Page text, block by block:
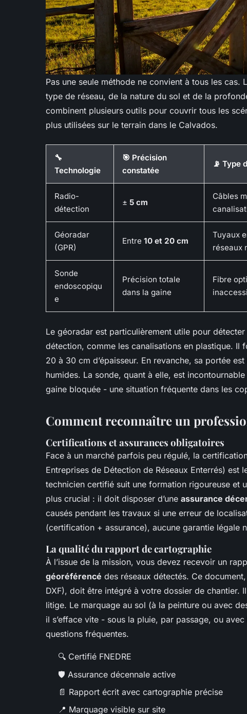
Pas une seule méthode ne convient à tous les
type de réseau, de la nature du sol et de la
combinent plusieurs outils pour couvrir tous les
plus utilisées sur le terrain dans le Calvados.
🔧
Technologie
🎯 Précision
constatée
📡 Type
Radio-
détection
± 5 cm
Câbles
Géoradar
(GPR)
Entre 10 et 20 cm
Tuyaux
réseaux
Sonde
endoscopiqu
e
Précision totale
dans la gaine
Fibre
Le géoradar est particulièrement utile pour
détection, comme les canalisations en plastique. Il
20 à 30 cm d’épaisseur. En revanche, sa portée
humides. La sonde, quant à elle, est
gaine bloquée - une situation fréquente dans les
Comment reconnaître un
Certifications et assurances obligatoires
Face à un marché parfois peu régulé, la
Entreprises de Détection de Réseaux Enterrés) est
technicien certifié suit une formation rigoureuse et
plus crucial : il doit disposer d’une assurance
causés pendant les travaux si une erreur de
(certification + assurance), aucune garantie légale
La qualité du rapport de cartographie
À l’issue de la mission, vous devez recevoir un
géoréférencé des réseaux détectés. Ce
DXF), doit être intégré à votre dossier de chantier.
litige. Le marquage au sol (à la peinture ou avec
il s’efface vite - sous la pluie, par passage, ou avec
questions fréquentes.
🔍 Certifié FNEDRE
🛡️ Assurance décennale active
📄 Rapport écrit avec cartographie précise
📍 Marquage visible sur site